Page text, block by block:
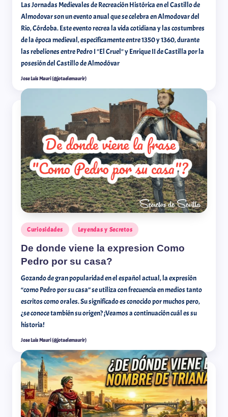
Las Jornadas Medievales de Recreación Histórica en el Castillo de
Almodovar son un evento anual que se celebra en Almodovar del
Rio, Córdoba. Este evento recrea la vida cotidiana y las costumbres
de la época medieval, específicamente entre 1350 y 1360, durante
las rebeliones entre Pedro I "El Cruel" y Enrique II de Castilla por la
posesión del Castillo de Almodóvar
Jose Luis Mauri (@jotaelemaurir)
Curiosidades Leyendas y Secretos
De donde viene la expresion Como
Pedro por su casa?
Gozando de gran popularidad en el español actual, la expresión
“como Pedro por su casa” se utiliza con frecuencia en medios tanto
escritos como orales. Su significado es conocido por muchos pero,
¿se conoce también su origen? ¡Veamos a continuación cuál es su
historia!
Jose Luis Mauri (@jotaelemaurir)